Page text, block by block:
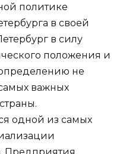
политике
в своей
в силу
положения и
не
важных
одной из самых
Предприятия